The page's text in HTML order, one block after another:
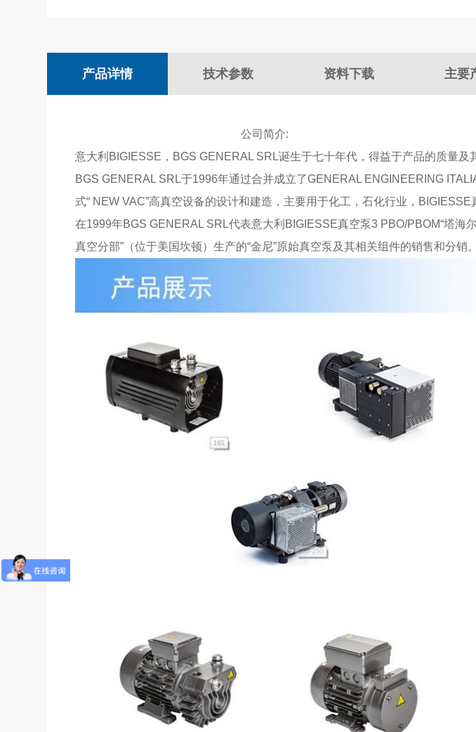
产品详情 技术参数 资料下载 主要
公司简介:
意大利BIGIESSE，BGS GENERAL SRL诞生于七十年代，得益于产品的质量及
BGS GENERAL SRL于1996年通过合并成立了GENERAL ENGINEERING
式“ NEW VAC”高真空设备的设计和建造，主要用于化工，石化行业，BIGIESSE
在1999年BGS GENERAL SRL代表意大利BIGIESSE真空泵3 PBO/PBOM“塔海
真空分部”（位于美国坎顿）生产的“金尼”原始真空泵及其相关组件的销售和分销。